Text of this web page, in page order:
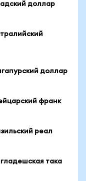
доллар
доллар
франк
реал
така